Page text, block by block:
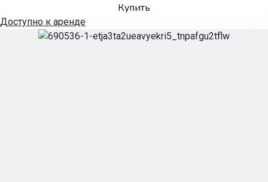
Купить
Доступно к аренде